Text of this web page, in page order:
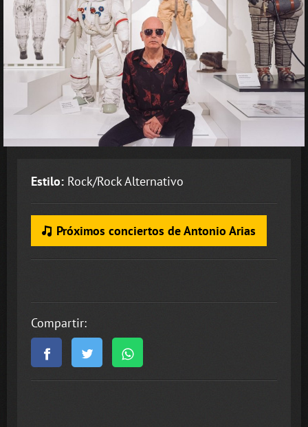
Estilo: Rock/Rock Alternativo
Próximos conciertos de Antonio Arias
Compartir: